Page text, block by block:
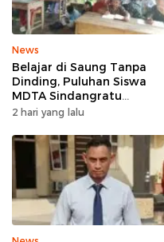
News
Belajar di Saung Tanpa
Dinding, Puluhan Siswa
MDTA Sindangratu
Panggarangan Bertahan
2 hari yang lalu